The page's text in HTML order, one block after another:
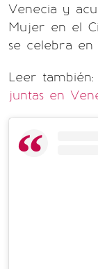
Venecia y
Mujer en el
se celebra en
Leer también:
juntas en